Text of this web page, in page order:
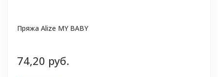
Пряжа Alize MY BABY
74,20 руб.